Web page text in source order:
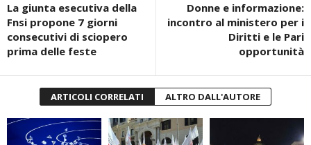
La giunta esecutiva della
Fnsi propone 7 giorni
consecutivi di sciopero
prima delle feste
Donne e informazione:
incontro al ministero per i
Diritti e le Pari
opportunità
ARTICOLI CORRELATI ALTRO DALL'AUTORE